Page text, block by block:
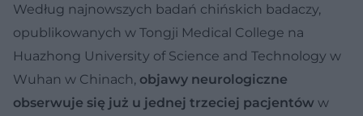
Według najnowszych badań chińskich badaczy,
opublikowanych w Tongji Medical College na
Huazhong University of Science and Technology w
Wuhan w Chinach, objawy neurologiczne
obserwuje się już u jednej trzeciej pacjentów w